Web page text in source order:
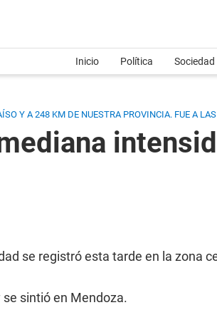
Inicio Política Sociedad
Y A 248 KM DE NUESTRA PROVINCIA. FUE A
se registró esta tarde en la zona
sintió en Mendoza.